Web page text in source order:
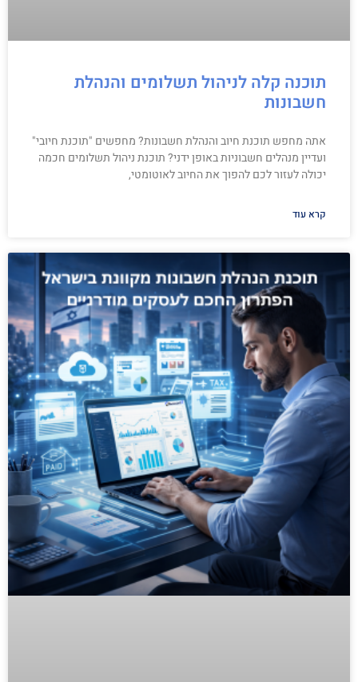
תוכנה קלה לניהול תשלומים והנהלת
חשבונות
אתה מחפש תוכנת חיוב והנהלת חשבונות? מחפשים "תוכנת חיובי"
ועדיין מנהלים חשבוניות באופן ידני? תוכנת ניהול תשלומים חכמה
יכולה לעזור לכם להפוך את החיוב לאוטומטי,
קרא עוד